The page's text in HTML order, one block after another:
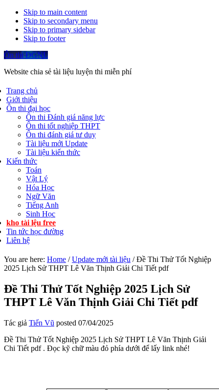
Skip to main content
Skip to secondary menu
Skip to primary sidebar
Skip to footer
Ôn thi ĐGNL
Website chia sẻ tài liệu luyện thi miễn phí
Trang chủ
Giới thiệu
Ôn thi đại học
Ôn thi Đánh giá năng lực
Ôn thi tốt nghiệp THPT
Ôn thi đánh giá tư duy
Tài liệu mới Update
Tài liệu kiến thức
Kiến thức
Toán
Vật Lý
Hóa Học
Ngữ Văn
Tiếng Anh
Sinh Học
kho tài lệu free
Tin tức học đường
Liên hệ
You are here: Home / Update mới tài liệu /Đề Thi Thử Tốt Nghiệp
2025 Lịch Sử THPT Lê Văn Thịnh Giải Chi Tiết pdf
Đề Thi Thử Tốt Nghiệp 2025 Lịch Sử
THPT Lê Văn Thịnh Giải Chi Tiết pdf
Tác giả Tiến Vũ posted 07/04/2025
Đề Thi Thử Tốt Nghiệp 2025 Lịch Sử THPT Lê Văn Thịnh Giải
Chi Tiết pdf . Đọc kỹ chữ màu đỏ phía dưới để lấy link nhé!